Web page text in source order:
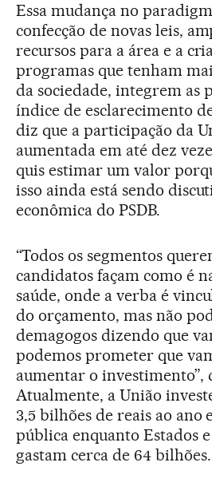
Essa mudança no
confecção de novas leis,
recursos para a área e a
programas que tenham
da sociedade, integrem as
índice de esclarecimento
diz que a participação da
aumentada em até dez
quis estimar um valor
isso ainda está sendo
econômica do PSDB.
“Todos os segmentos
candidatos façam como é
saúde, onde a verba é
do orçamento, mas não
demagogos dizendo que
podemos prometer que
aumentar o investimento”,
Atualmente, a União
3,5 bilhões de reais ao ano
pública enquanto Estados
gastam cerca de 64 bilhões.